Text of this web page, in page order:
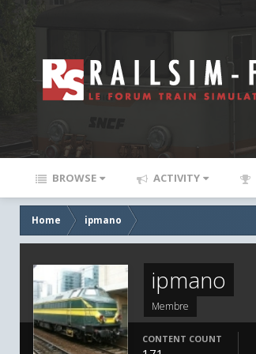
BROWSE ACTIVITY
Home ipmano
ipmano
Membre
CONTENT COUNT